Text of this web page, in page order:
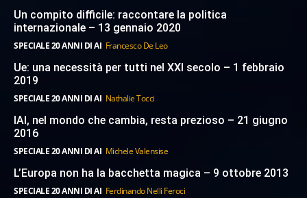
Un compito difficile: raccontare la politica
internazionale – 13 gennaio 2020
SPECIALE 20 ANNI DI AI Francesco De Leo
Ue: una necessità per tutti nel XXI secolo – 1 febbraio
2019
SPECIALE 20 ANNI DI AI Nathalie Tocci
IAI, nel mondo che cambia, resta prezioso – 21 giugno
2016
SPECIALE 20 ANNI DI AI Michele Valensise
L’Europa non ha la bacchetta magica – 9 ottobre 2013
SPECIALE 20 ANNI DI AI Ferdinando Nelli Feroci